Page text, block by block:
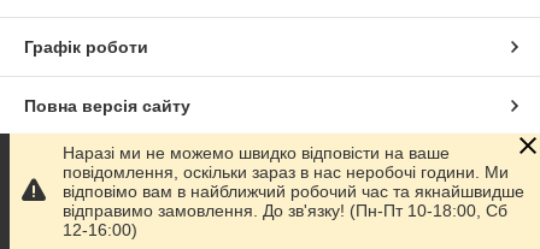
Графік роботи
Повна версія сайту
Сайт створено на маркетплейсі Prom.ua
Політика конфіденційності
Наразі ми не можемо швидко відповісти на ваше
повідомлення, оскільки зараз в нас неробочі години. Ми
відповімо вам в найближчий робочий час та якнайшвидше
відправимо замовлення. До зв'язку! (Пн-Пт 10-18:00, Сб
12-16:00)